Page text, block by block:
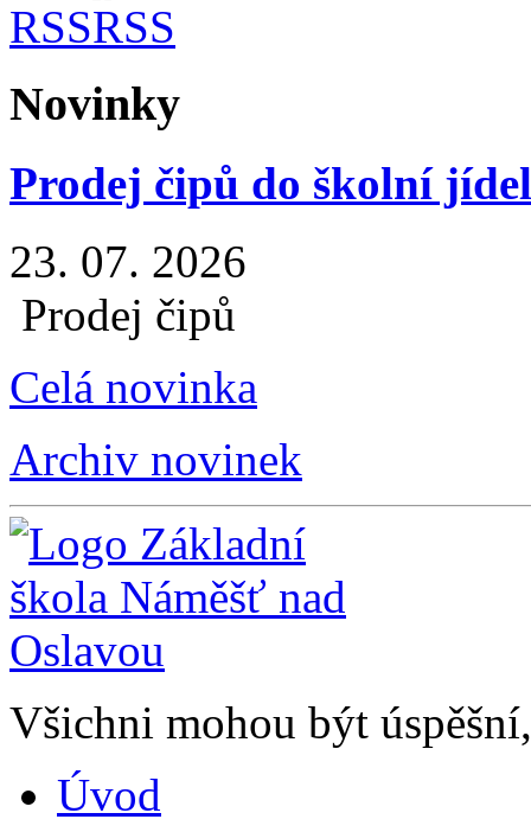
RSS
Novinky
Prodej čipů do školní
23. 07. 2026
Prodej čipů
Celá novinka
Archiv novinek
Všichni mohou být
Úvod